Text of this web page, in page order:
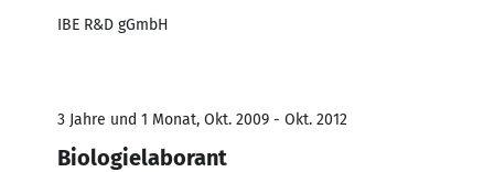
IBE R&D gGmbH
3 Jahre und 1 Monat, Okt. 2009 - Okt. 2012
Biologielaborant